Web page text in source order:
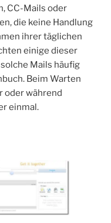
CC-Mails oder
die keine Handlung
ihrer täglichen
einige dieser
Mails häufig
Beim Warten
oder während
einmal.